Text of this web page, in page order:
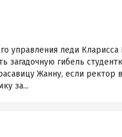
управления леди
загадочную гибель
Жанну, если ректор
за...